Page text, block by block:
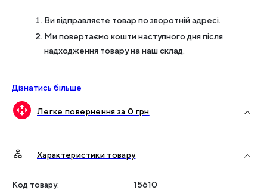
Ви відправляєте товар по зворотній адресі.
Ми повертаємо кошти наступного дня після
надходження товару на наш склад.
Дізнатись більше
Легке повернення за 0 грн
Характеристики товару
Код товару:
15610